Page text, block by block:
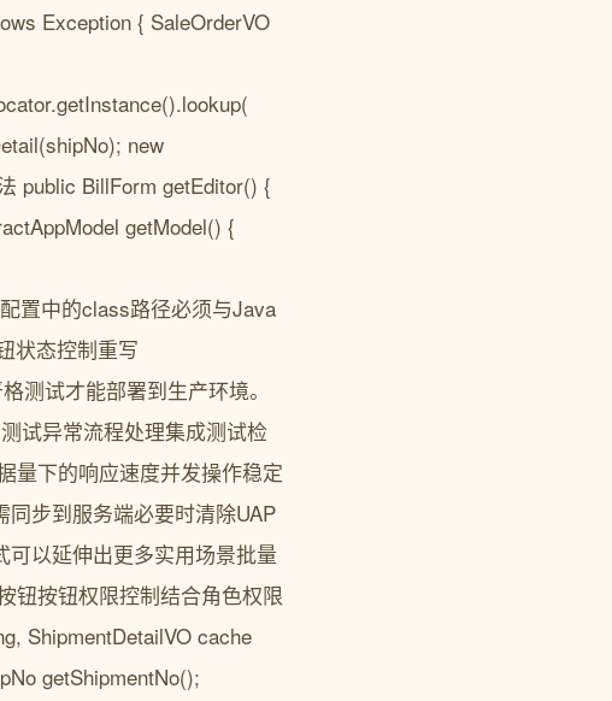
Exception { SaleOrderVO
new
public BillForm getEditor() {
getModel() {
置中的class路径必须与Java
状态控制重写
测试才能部署到生产环境。
试异常流程处理集成测试检
量下的响应速度并发操作稳定
步到服务端必要时清除UAP
可以延伸出更多实用场景批量
钮按钮权限控制结合角色权限
ShipmentDetailVO cache
getShipmentNo();